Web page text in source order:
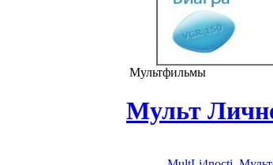
Мультфильмы
Мульт